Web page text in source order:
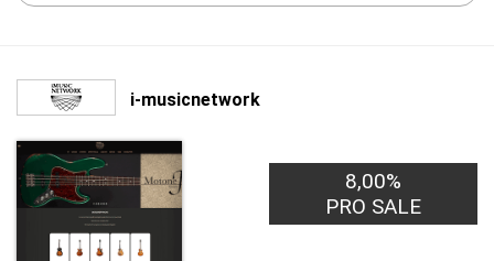
i-musicnetwork
8,00%
PRO SALE